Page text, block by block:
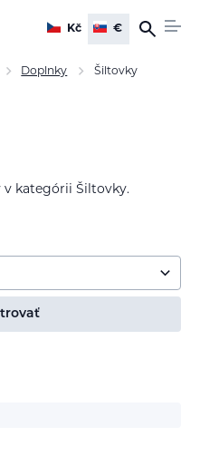
Kč €
Doplnky Šiltovky
v kategórii Šiltovky.